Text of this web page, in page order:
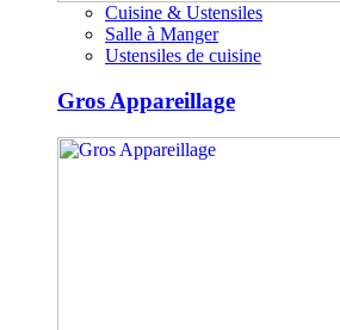
Cuisine & Ustensiles
Salle à Manger
Ustensiles de cuisine
Gros Appareillage